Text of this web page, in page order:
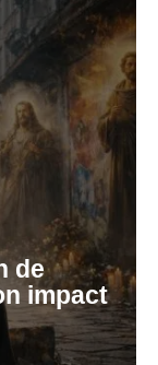
de
impact